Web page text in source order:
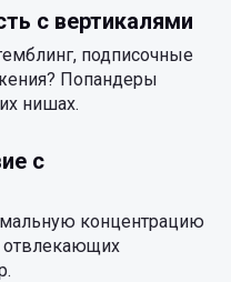
с вертикалями
подписочные
Попандеры
нишах.
с
концентрацию
отвлекающих